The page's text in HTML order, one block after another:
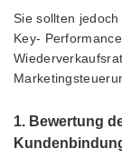
Sie sollten
Key-
1. Bewertung